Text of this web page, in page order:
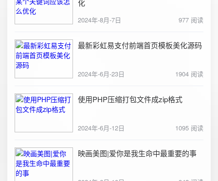
化
2024年-8月-7日 977 阅读
最新彩虹易支付前端首页模板美化源码
2024年-6月-23日 1904 阅读
使用PHP压缩打包文件成zip格式
2024年-6月-12日 1095 阅读
映画美图|爱你是我生命中最重要的事